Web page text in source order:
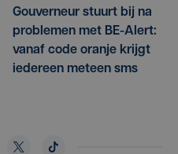
Gouverneur stuurt bij na
problemen met BE-Alert:
vanaf code oranje krijgt
iedereen meteen sms